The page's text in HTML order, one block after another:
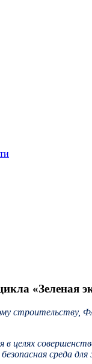
«Зеленая
строительству,
целях
среда